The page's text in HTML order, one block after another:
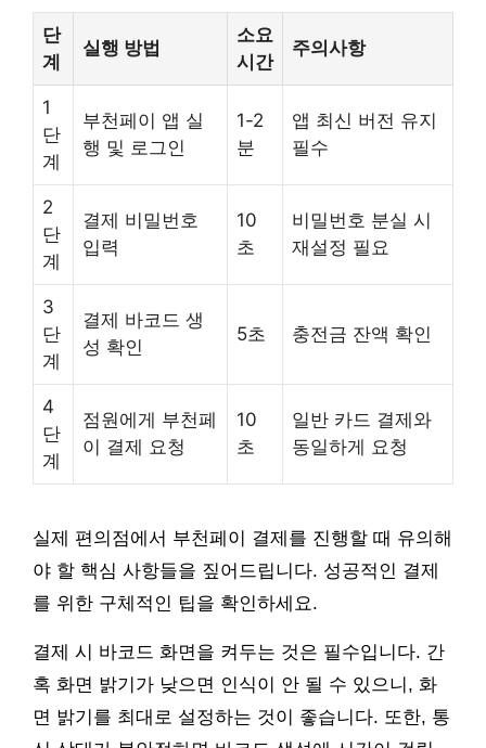
단
계
실행 방법
소요
시간
주의사항
1
단
계
부천페이 앱 실
행 및 로그인
1-2
분
앱 최신 버전 유지
필수
2
단
계
결제 비밀번호
입력
10
초
비밀번호 분실 시
재설정 필요
3
단
계
결제 바코드 생
성 확인
5초 충전금 잔액 확인
4
단
계
점원에게 부천페
이 결제 요청
10
초
일반 카드 결제와
동일하게 요청
실제 편의점에서 부천페이 결제를 진행할 때 유의해
야 할 핵심 사항들을 짚어드립니다. 성공적인 결제
를 위한 구체적인 팁을 확인하세요.
결제 시 바코드 화면을 켜두는 것은 필수입니다. 간
혹 화면 밝기가 낮으면 인식이 안 될 수 있으니, 화
면 밝기를 최대로 설정하는 것이 좋습니다. 또한, 통